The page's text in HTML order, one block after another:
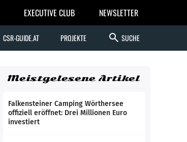
EXECUTIVE CLUB NEWSLETTER
CSR-GUIDE.AT PROJEKTE search SUCHE
Meistgelesene Artikel
Falkensteiner Camping Wörthersee
offiziell eröffnet: Drei Millionen Euro
investiert